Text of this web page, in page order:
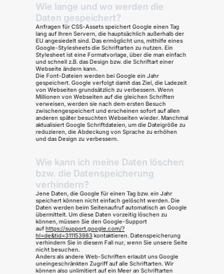
Wie lange und wo werden die
Daten gespeichert?
Anfragen für CSS-Assets speichert Google einen Tag
lang auf Ihren Servern, die hauptsächlich außerhalb der
EU angesiedelt sind. Das ermöglicht uns, mithilfe eines
Google-Stylesheets die Schriftarten zu nutzen. Ein
Stylesheet ist eine Formatvorlage, über die man einfach
und schnell z.B. das Design bzw. die Schriftart einer
Webseite ändern kann.
Die Font-Dateien werden bei Google ein Jahr
gespeichert. Google verfolgt damit das Ziel, die Ladezeit
von Webseiten grundsätzlich zu verbessern. Wenn
Millionen von Webseiten auf die gleichen Schriften
verweisen, werden sie nach dem ersten Besuch
zwischengespeichert und erscheinen sofort auf allen
anderen später besuchten Webseiten wieder. Manchmal
aktualisiert Google Schriftdateien, um die Dateigröße zu
reduzieren, die Abdeckung von Sprache zu erhöhen
und das Design zu verbessern.
Wie kann ich meine Daten löschen
bzw. die Datenspeicherung
verhindern?
Jene Daten, die Google für einen Tag bzw. ein Jahr
speichert können nicht einfach gelöscht werden. Die
Daten werden beim Seitenaufruf automatisch an Google
übermittelt. Um diese Daten vorzeitig löschen zu
können, müssen Sie den Google-Support
auf https://support.google.com/?
hl=de&tid=311153983 kontaktieren. Datenspeicherung
verhindern Sie in diesem Fall nur, wenn Sie unsere Seite
nicht besuchen.
Anders als andere Web-Schriften erlaubt uns Google
uneingeschränkten Zugriff auf alle Schriftarten. Wir
können also unlimitiert auf ein Meer an Schriftarten